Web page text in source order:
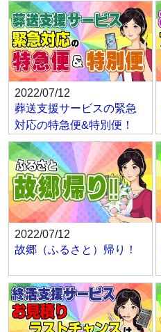
2022/07/12
葬送支援サービスの緊急
対応の特急便&特別便！
2022/07/12
故郷（ふるさと）帰り！